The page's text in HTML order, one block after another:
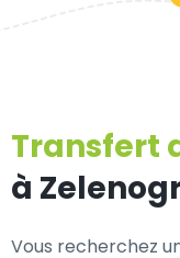
Transfert
à
Vous recherchez